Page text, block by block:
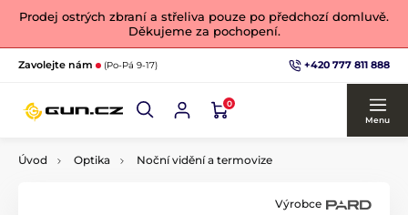
Prodej ostrých zbraní a střeliva pouze po předchozí domluvě.
Děkujeme za pochopení.
Zavolejte nám (Po-Pá 9-17) +420 777 811 888
0
Menu
Úvod Optika Noční vidění a termovize
Výrobce